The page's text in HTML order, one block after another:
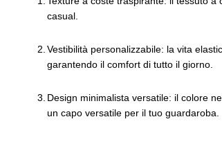
casual.
Vestibilità personalizzabile: la vita
garantendo il comfort di tutto il giorno.
Design minimalista versatile: il colore
un capo versatile per il tuo guardaroba.